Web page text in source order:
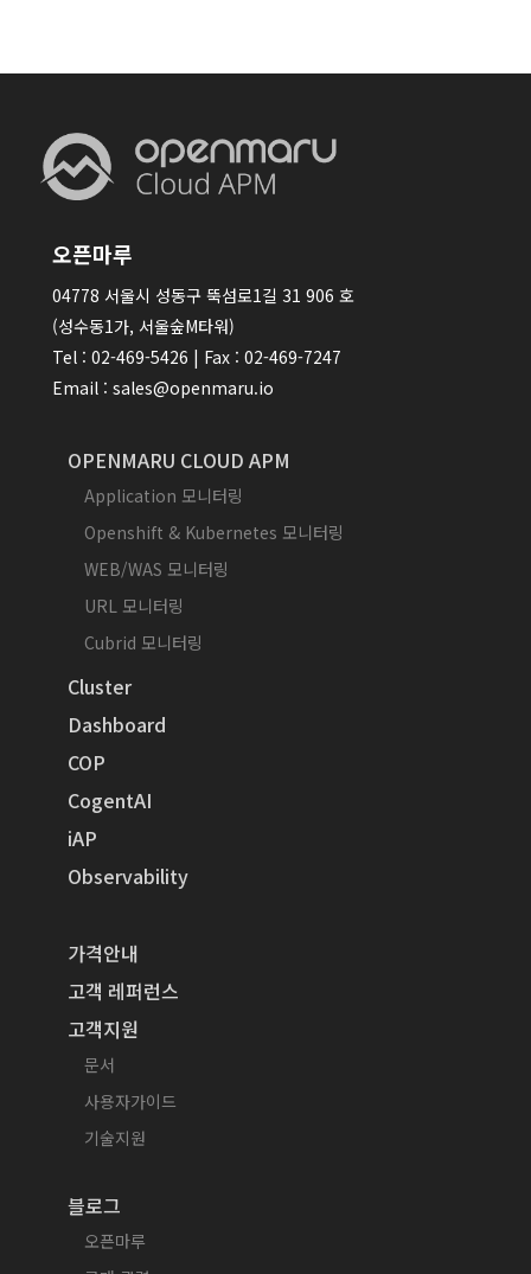
오픈마루
04778 서울시 성동구 뚝섬로1길 31 906 호
(성수동1가, 서울숲M타워)
Tel : 02-469-5426 | Fax : 02-469-7247
Email : sales@openmaru.io
OPENMARU CLOUD APM
Application 모니터링
Openshift & Kubernetes 모니터링
WEB/WAS 모니터링
URL 모니터링
Cubrid 모니터링
Cluster
Dashboard
COP
CogentAI
iAP
Observability
가격안내
고객 레퍼런스
고객지원
문서
사용자가이드
기술지원
블로그
오픈마루